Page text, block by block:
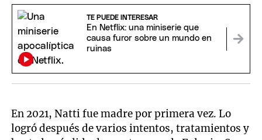
TE PUEDE INTERESAR
En Netflix: una miniserie que
causa furor sobre un mundo en
ruinas
En 2021, Natti fue madre por primera vez. Lo
logró después de varios intentos, tratamientos y